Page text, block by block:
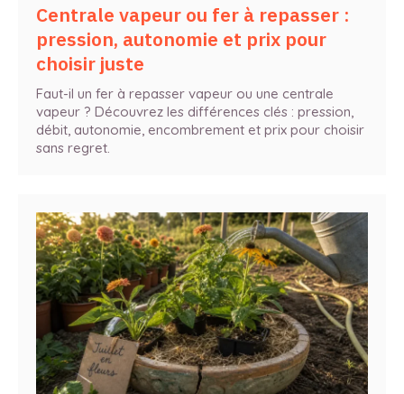
Centrale vapeur ou fer à repasser :
pression, autonomie et prix pour
choisir juste
Faut-il un fer à repasser vapeur ou une centrale
vapeur ? Découvrez les différences clés : pression,
débit, autonomie, encombrement et prix pour choisir
sans regret.